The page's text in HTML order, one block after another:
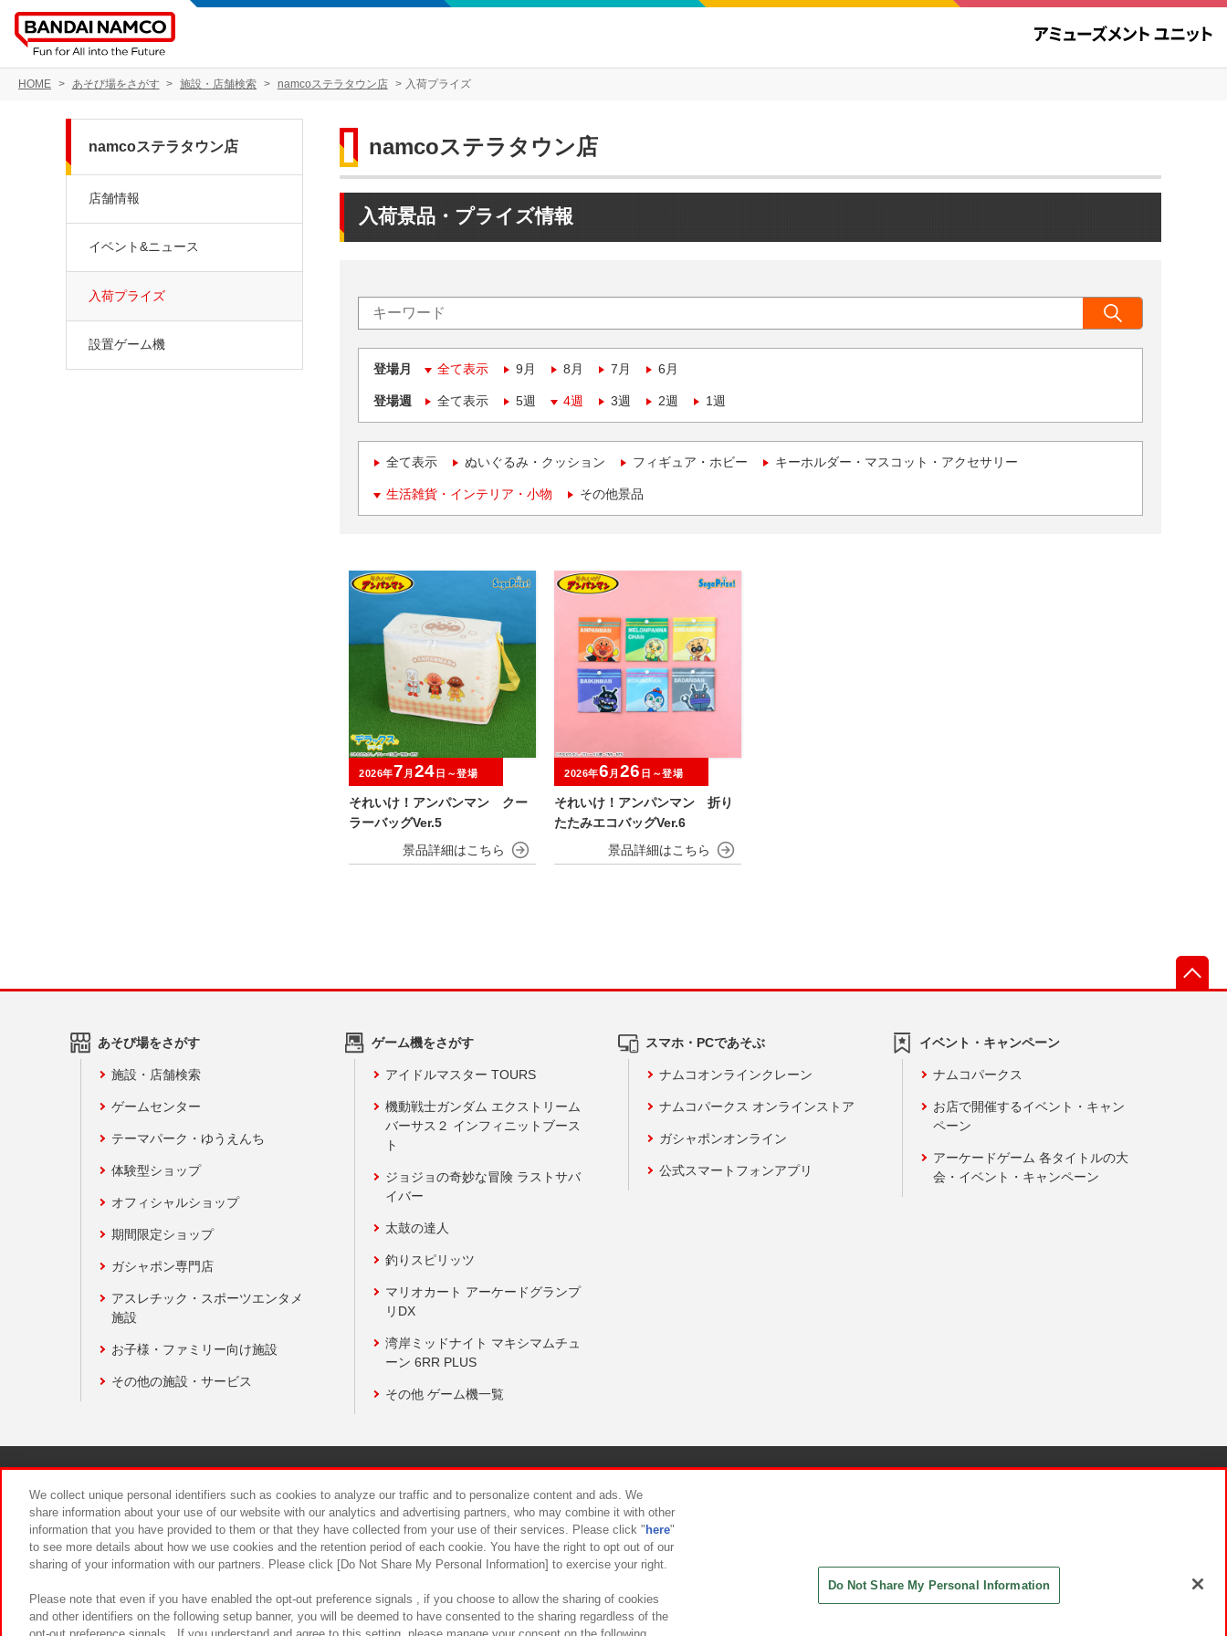
HOME あそび場をさがす 施設・店舗検索 namcoステラタウン店 入荷プライズ
namcoステラタウン店
入荷景品・プライズ情報
登場月 全て表示 9月 8月 7月 6月
登場週 全て表示 5週 4週 3週 2週 1週
全て表示 ぬいぐるみ・クッション フィギュア・ホビー キーホルダー・マスコット・アクセサリー
生活雑貨・インテリア・小物 その他景品
それいけ！アンパンマン クー
ラーバッグVer.5
2026年7 月 24 日～登場
それいけ！アンパンマン 折り
たたみエコバッグVer.6
2026年6 月 26 日～登場
namcoステラタウン店
店舗情報
イベント&ニュース
入荷プライズ
設置ゲーム機
あそび場をさがす
施設・店舗検索
ゲームセンター
テーマパーク・ゆうえんち
体験型ショップ
オフィシャルショップ
期間限定ショップ
ガシャポン専門店
アスレチック・スポーツエンタメ
施設
お子様・ファミリー向け施設
その他の施設・サービス
ゲーム機をさがす
アイドルマスター TOURS
機動戦士ガンダム エクストリーム
バーサス２ インフィニットブース
ト
ジョジョの奇妙な冒険 ラストサバ
イバー
太鼓の達人
釣りスピリッツ
マリオカート アーケードグランプ
リDX
湾岸ミッドナイト マキシマムチュ
ーン 6RR PLUS
その他 ゲーム機一覧
スマホ・PCであそぶ
ナムコオンラインクレーン
ナムコパークス オンラインストア
ガシャポンオンライン
公式スマートフォンアプリ
イベント・キャンペーン
ナムコパークス
お店で開催するイベント・キャン
ペーン
アーケードゲーム 各タイトルの大
会・イベント・キャンペーン
食品のご提供について カスタマーハラスメント対応方針
We collect unique personal identifiers such as cookies to analyze our traffic and to personalize content and ads. We
share information about your use of our website with our analytics and advertising partners, who may combine it with other
information that you have provided to them or that they have collected from your use of their services. Please click " here"
to see more details about how we use cookies and the retention period of each cookie. You have the right to opt out of our
sharing of your information with our partners. Please click [Do Not Share My Personal Information] to exercise your right.
Please note that even if you have enabled the opt-out preference signals , if you choose to allow the sharing of cookies
and other identifiers on the following setup banner, you will be deemed to have consented to the sharing regardless of the
Do Not Share My Personal Information